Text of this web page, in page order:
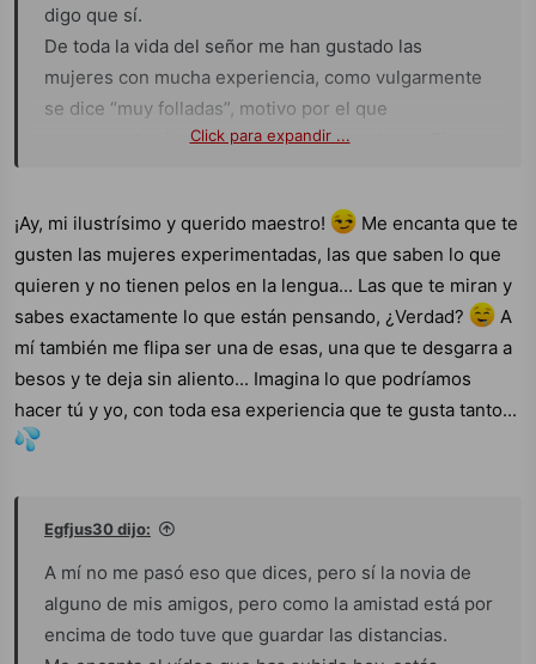
digo que sí.
De toda la vida del señor me han gustado las
mujeres con mucha experiencia, como vulgarmente
se dice “muy folladas”, motivo por el que
mayormente siempre me fijé en las maduras. Sin
una mujer. Eso sí, siempre muy golfas, muy guarras,
muy viciosas, muy indecentes, esas a las que le
gustan los hombres y los desean dentro…@Lorena
lorenita.
Click para expandir ...
¡Ay, mi ilustrísimo y querido maestro!
Me encanta que te
gusten las mujeres experimentadas, las que saben lo que
quieren y no tienen pelos en la lengua... Las que te miran y
sabes exactamente lo que están pensando, ¿Verdad?
A
mí también me flipa ser una de esas, una que te desgarra a
besos y te deja sin aliento... Imagina lo que podríamos
hacer tú y yo, con toda esa experiencia que te gusta tanto...
Egfjus30 dijo:
A mí no me pasó eso que dices, pero sí la novia de
alguno de mis amigos, pero como la amistad está por
encima de todo tuve que guardar las distancias.